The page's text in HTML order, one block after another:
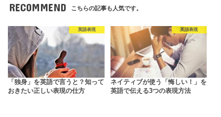
RECOMMEND こちらの記事も人気です。
英語表現
「独身」を英語で言うと？知って
おきたい正しい表現の仕方
英語表現
ネイティブが使う「悔しい！」を
英語で伝える3つの表現方法